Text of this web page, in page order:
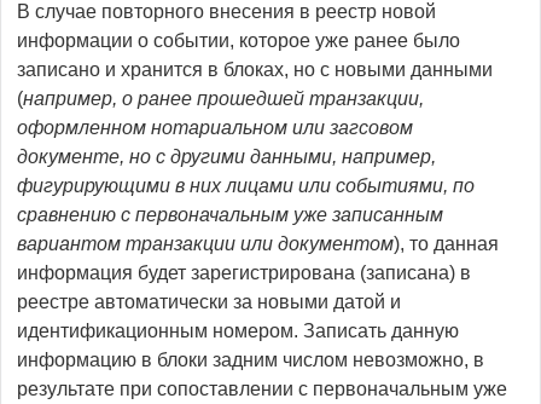
В случае повторного внесения в реестр новой
информации о событии, которое уже ранее было
записано и хранится в блоках, но с новыми данными
(например, о ранее прошедшей транзакции,
оформленном нотариальном или загсовом
документе, но с другими данными, например,
фигурирующими в них лицами или событиями, по
сравнению с первоначальным уже записанным
вариантом транзакции или документом), то данная
информация будет зарегистрирована (записана) в
реестре автоматически за новыми датой и
идентификационным номером. Записать данную
информацию в блоки задним числом невозможно, в
результате при сопоставлении с первоначальным уже